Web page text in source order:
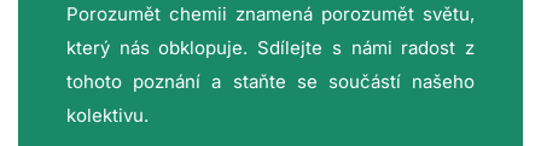
Porozumět chemii znamená porozumět světu,
který nás obklopuje. Sdílejte s námi radost z
tohoto poznání a staňte se součástí našeho
kolektivu.